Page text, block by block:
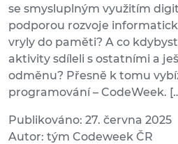
se smysluplným využitím
podporou rozvoje
vryly do paměti? A co
aktivity sdíleli s ostatními a
odměnu? Přesně k tomu
programování – CodeWeek.
Publikováno: 27. června 2025
Autor: tým Codeweek ČR